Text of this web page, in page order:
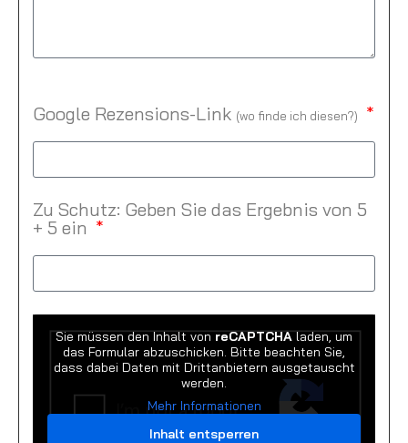
Google Rezensions-Link (wo finde ich diesen?)
Zu Schutz: Geben Sie das Ergebnis von 5
+ 5 ein
Sie müssen den Inhalt vonreCAPTCHAladen, um
das Formular abzuschicken. Bitte beachten Sie,
dass dabei Daten mit Drittanbietern ausgetauscht
werden.
Mehr Informationen
Inhalt entsperren